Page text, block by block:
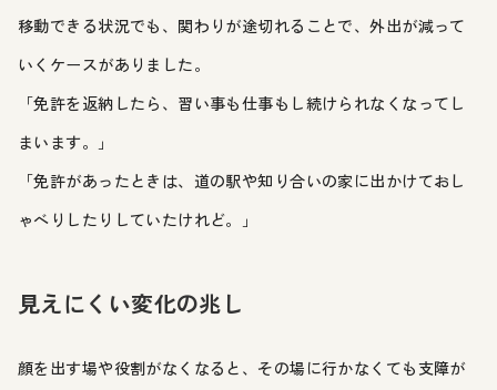
移動できる状況でも、関わりが途切れることで、外出が減って
いくケースがありました。
「免許を返納したら、習い事も仕事もし続けられなくなってし
まいます。」
「免許があったときは、道の駅や知り合いの家に出かけておし
ゃべりしたりしていたけれど。」
見えにくい変化の兆し
顔を出す場や役割がなくなると、その場に行かなくても支障が